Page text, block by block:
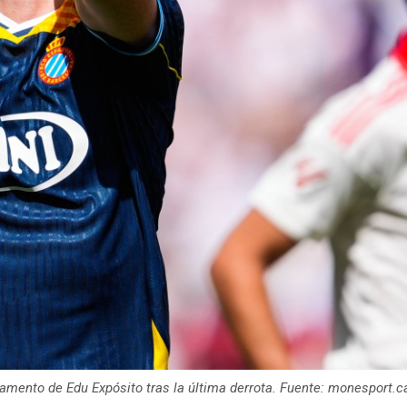
de Edu Expósito tras la última derrota. Fuente: